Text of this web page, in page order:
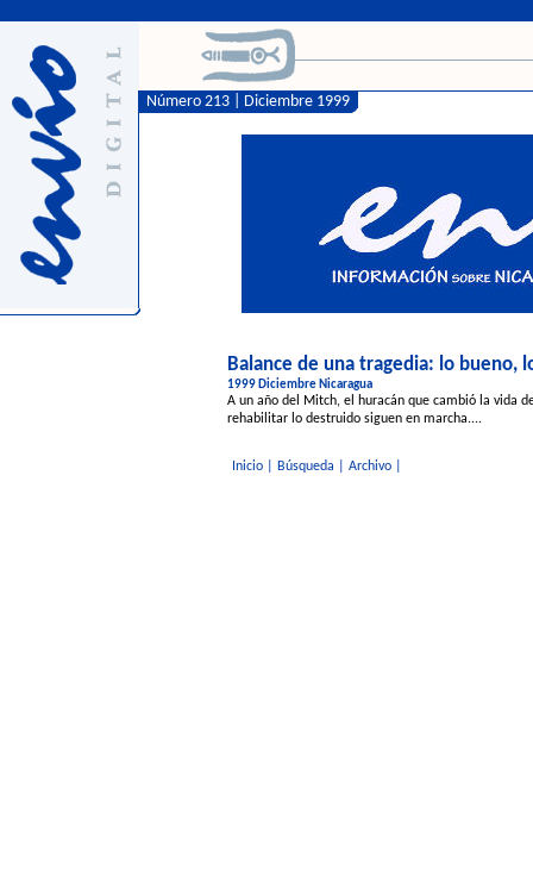
Número 213 | Diciembre 1999
Balance de una tragedia: lo bueno,
1999 Diciembre Nicaragua
A un año del Mitch, el huracán que cambió la vida
rehabilitar lo destruido siguen en marcha....
Inicio| Búsqueda Archivo|